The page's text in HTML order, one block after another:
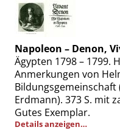
Datenschutz
Impressum
Napoleon – Denon,
Ägypten 1798 – 1799.
Anmerkungen von
Bildungsgemeinschaft
Erdmann). 373 S. mit
Gutes Exemplar.
Details anzeigen…